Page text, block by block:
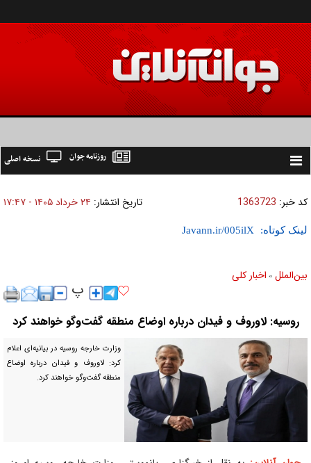
Toggle
نسخه اصلی روزنامه جوان
کد خبر: 1363723 تاریخ انتشار: ۲۴ خرداد ۱۴۰۵ - ۱۷:۴۷
لینک کوتاه:
بين‌الملل » اخبار كلی
روسیه: لاوروف و فیدان درباره اوضاع منطقه گفت‌و‌گو خواهند کرد
وزارت خارجه روسیه در بیانیه‌ای اعلام
کرد: لاوروف و فیدان درباره اوضاع
منطقه گفت‌و‌گو خواهند کرد.